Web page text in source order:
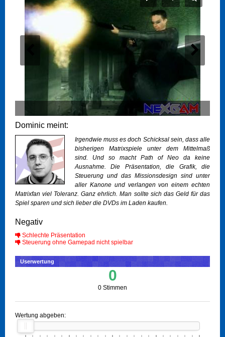
Dominic meint:
Irgendwie muss es doch Schicksal sein, dass alle
bisherigen Matrixspiele unter dem Mittelmaß
sind. Und so macht Path of Neo da keine
Ausnahme. Die Präsentation, die Grafik, die
Steuerung und das Missionsdesign sind unter
aller Kanone und verlangen von einem echten
Matrixfan viel Toleranz. Ganz ehrlich. Man sollte sich das Geld für das
Spiel sparen und sich lieber die DVDs im Laden kaufen.
Negativ
Schlechte Präsentation
Steuerung ohne Gamepad nicht spielbar
Userwertung
0
0 Stimmen
Wertung abgeben: